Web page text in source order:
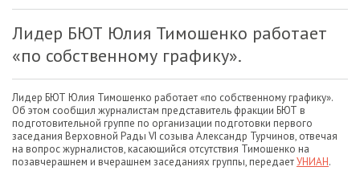
Лидер БЮТ Юлия Тимошенко работает
«по собственному графику».
Лидер БЮТ Юлия Тимошенко работает «по собственному графику».
Об этом сообщил журналистам представитель фракции БЮТ в
подготовительной группе по организации подготовки первого
заседания Верховной Рады VI созыва Александр Турчинов, отвечая
на вопрос журналистов, касающийся отсутствия Тимошенко на
позавчерашнем и вчерашнем заседаниях группы, передаетУНИАН.